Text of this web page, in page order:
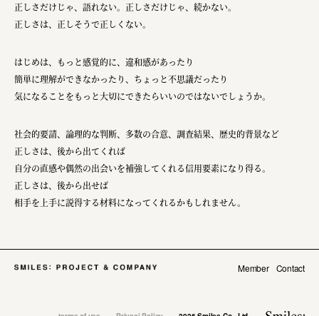
正しさだけじゃ、語れない。正しさだけじゃ、続かない。
正しさは、正しそうで正しくない。
はじめは、もっと感覚的に、違和感があったり
簡単に理解ができなかったり、ちょっと不思議だったり
気になることをもっと大切にできたらいいのではないでしょうか。
社会的要請、論理的な判断、多数の合意、調査結果、歴史的背景など
正しさは、後から出てくれば
自分の直感や偶然の出会いを補強してくれる信用要素になり得る。
正しさは、後から出せば
相手を上手に説得する材料になってくれるかもしれません。
Member Contact